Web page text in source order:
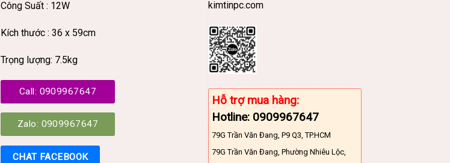
Công Suất : 12W
Kích thước : 36 x 59cm
Trọng lượng: 7.5kg
Call: 0909967647
Zalo: 0909967647
CHAT FACEBOOK
kimtinpc.com
Hỗ trợ mua hàng:
Hotline: 0909967647
79G Trần Văn Đang, P9 Q3, TP.HCM
79G Trần Văn Đang, Phường Nhiêu Lộc,